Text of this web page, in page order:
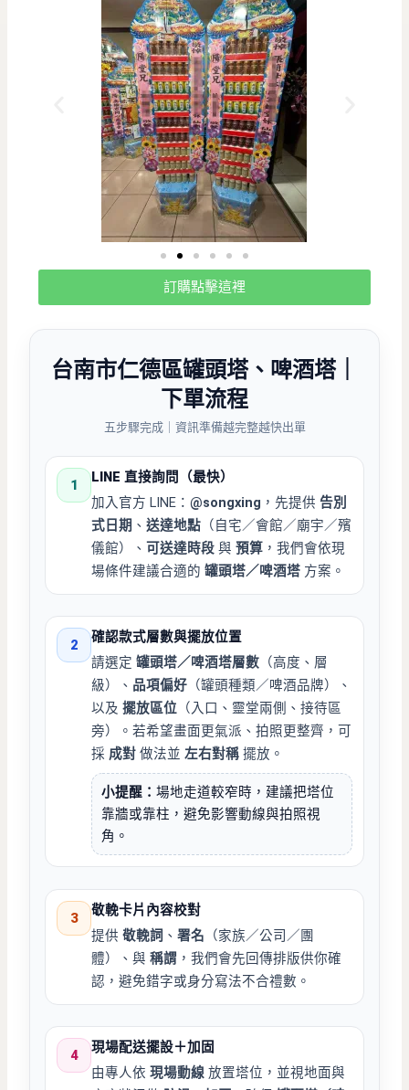
訂購點擊這裡
台南市仁德區罐頭塔、啤酒塔｜
下單流程
五步驟完成｜資訊準備越完整越快出單
1
LINE 直接詢問（最快）
加入官方 LINE：@songxing ，先提供告別
式日期 、送達地點 （自宅／會館／廟宇／殯
儀館）、可送達時段 與預算 ，我們會依現
場條件建議合適的罐頭塔／啤酒塔 方案。
2
確認款式層數與擺放位置
請選定罐頭塔／啤酒塔層數 （高度、層
級）、 品項偏好 （罐頭種類／啤酒品牌）、
以及擺放區位 （入口、靈堂兩側、接待區
旁）。若希望畫面更氣派、拍照更整齊，可
採 成對 做法並左右對稱 擺放。
小提醒：場地走道較窄時，建議把塔位
靠牆或靠柱，避免影響動線與拍照視
角。
3
敬輓卡片內容校對
提供敬輓詞 、署名 （家族／公司／團
體）、與稱謂 ，我們會先回傳排版供你確
認，避免錯字或身分寫法不合禮數。
4
現場配送擺設＋加固
由專人依現場動線 放置塔位，並視地面與